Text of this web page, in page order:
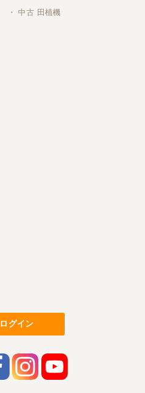
・ 中古 田植機
ログイン